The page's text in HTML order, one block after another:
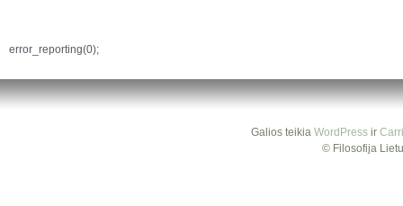
error_reporting(0);
Galios teikia WordPressir
© Filosofija